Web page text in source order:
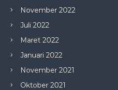
November 2022
Juli 2022
Maret 2022
Januari 2022
November 2021
Oktober 2021